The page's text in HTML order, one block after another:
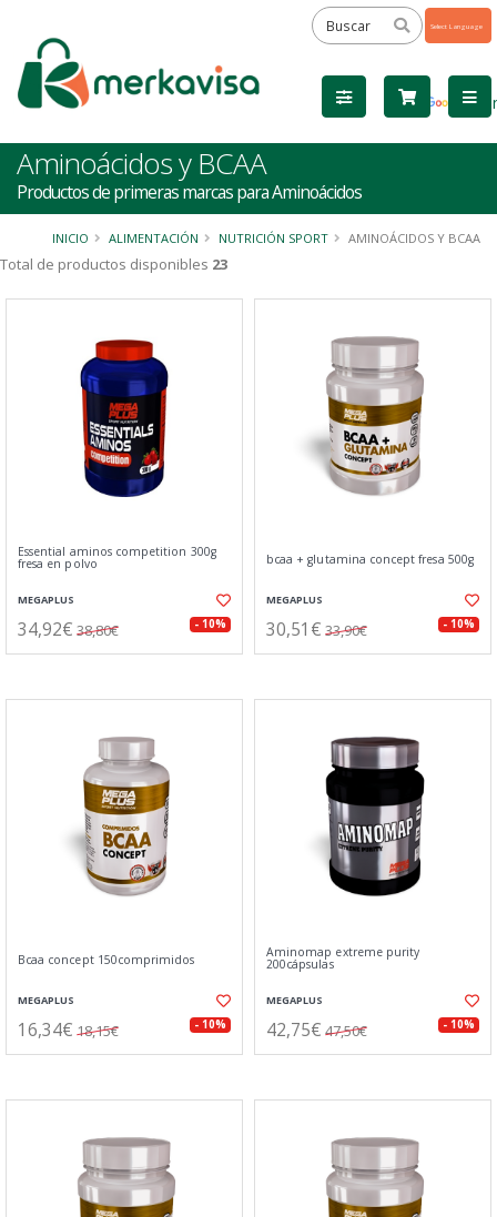
by
Aminoácidos y BCAA
Productos de primeras marcas para Aminoácidos
INICIO ALIMENTACIÓN NUTRICIÓN SPORT AMINOÁCIDOS Y BCAA
Total de productos disponibles 23
Essential aminos competition 300g
fresa en polvo
MEGAPLUS
34,92€ 38,80€ - 10%
bcaa + glutamina concept fresa 500g
MEGAPLUS
30,51€ 33,90€ - 10%
Bcaa concept 150comprimidos
MEGAPLUS
16,34€ 18,15€ - 10%
Aminomap extreme purity
200cápsulas
MEGAPLUS
42,75€ 47,50€ - 10%